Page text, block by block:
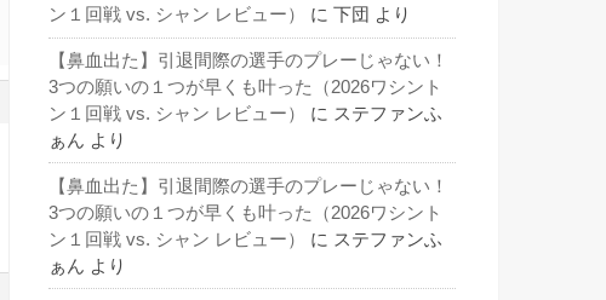
ン１回戦 vs. シャン レビュー）
に 下団 より
【鼻血出た】引退間際の選手のプレーじゃない！
3つの願いの１つが早くも叶った（2026ワシント
ン１回戦 vs. シャン レビュー）
に ステファンふ
ぁん より
【鼻血出た】引退間際の選手のプレーじゃない！
3つの願いの１つが早くも叶った（2026ワシント
ン１回戦 vs. シャン レビュー）
に ステファンふ
ぁん より